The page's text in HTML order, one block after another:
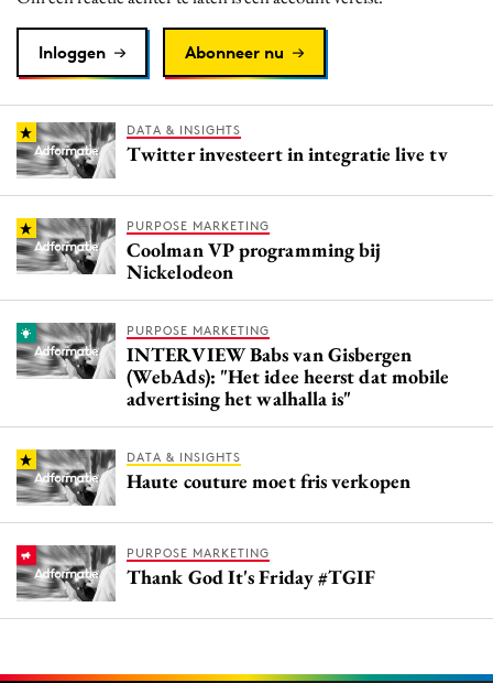
Purpose Marketing
Reputatie & crisis
Inloggen Abonneer nu
DATA & INSIGHTS
Twitter investeert in integratie live tv
PURPOSE MARKETING
Coolman VP programming bij
Nickelodeon
PURPOSE MARKETING
INTERVIEW Babs van Gisbergen
(WebAds): "Het idee heerst dat mobile
advertising het walhalla is"
DATA & INSIGHTS
Haute couture moet fris verkopen
PURPOSE MARKETING
Thank God It's Friday #TGIF